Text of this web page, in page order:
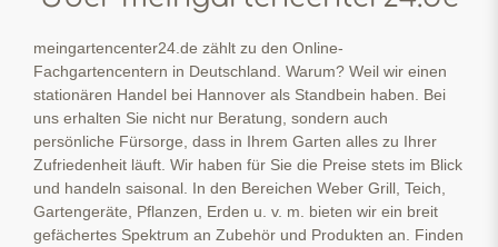
meingartencenter24.de zählt zu den Online-
Fachgartencentern in Deutschland. Warum? Weil wir einen
stationären Handel bei Hannover als Standbein haben. Bei
uns erhalten Sie nicht nur Beratung, sondern auch
persönliche Fürsorge, dass in Ihrem Garten alles zu Ihrer
Zufriedenheit läuft. Wir haben für Sie die Preise stets im Blick
und handeln saisonal. In den Bereichen Weber Grill, Teich,
Gartengeräte, Pflanzen, Erden u. v. m. bieten wir ein breit
gefächertes Spektrum an Zubehör und Produkten an. Finden